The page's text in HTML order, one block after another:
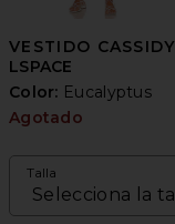
VESTIDO CASSIDY
LSPACE
Color: Eucalyptus
Agotado
Talla